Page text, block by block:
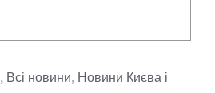
, Всі новини, Новини Києва і